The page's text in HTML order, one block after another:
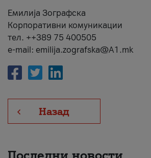
Емилија Зографска
Корпоративни комуникации
тел. ++389 75 400505
e-mail: emilija.zografska@A1.mk
Назад